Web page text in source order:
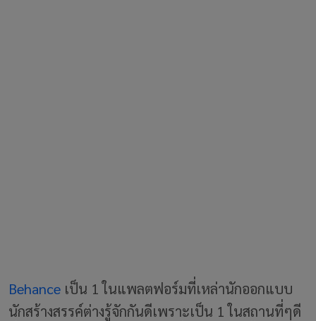
Behance เป็น 1 ในแพลตฟอร์มที่เหล่านักออกแบบ
นักสร้างสรรค์ต่างรู้จักกันดีเพราะเป็น 1 ในสถานที่ๆดี